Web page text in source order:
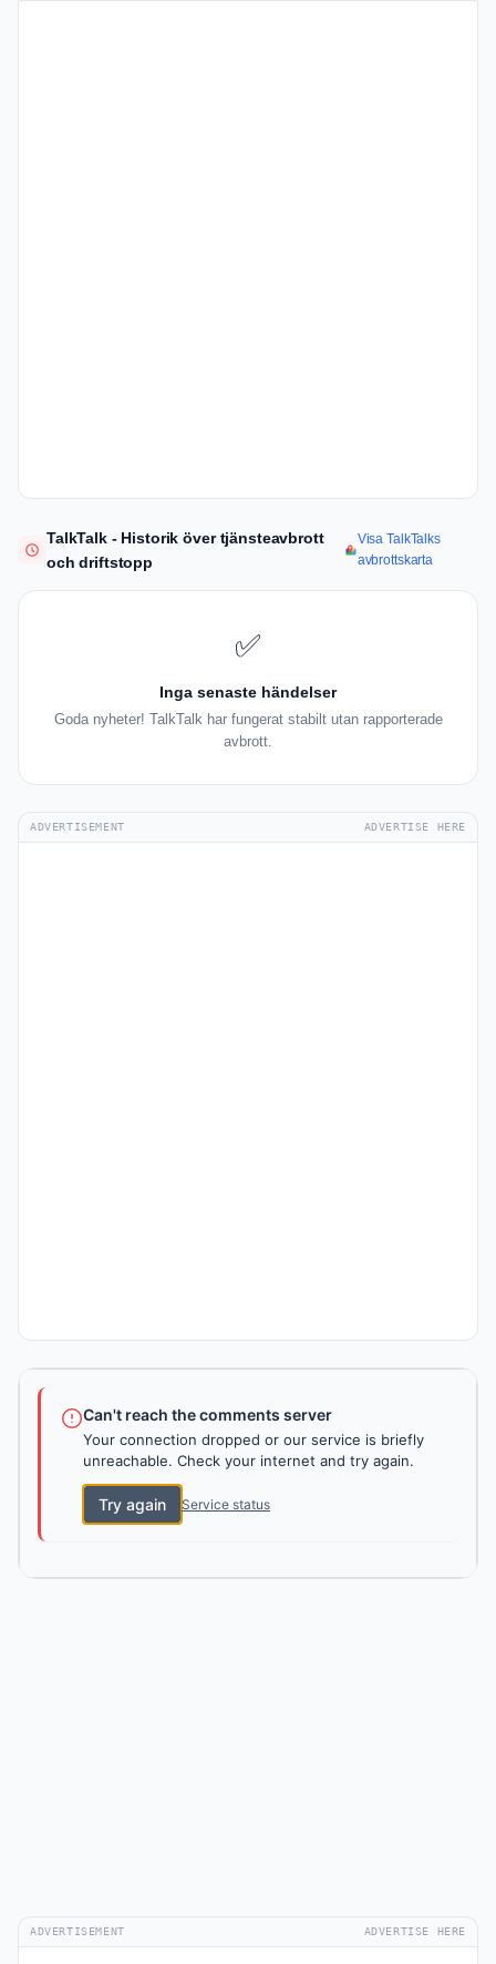
TalkTalk - Historik över tjänsteavbrott
och driftstopp
Visa TalkTalks
avbrottskarta
✅
Inga senaste händelser
Goda nyheter! TalkTalk har fungerat stabilt utan rapporterade
avbrott.
ADVERTISEMENT ADVERTISE HERE
Can't reach the comments server
Your connection dropped or our service is briefly
unreachable. Check your internet and try again.
Try again Service status
ADVERTISEMENT ADVERTISE HERE